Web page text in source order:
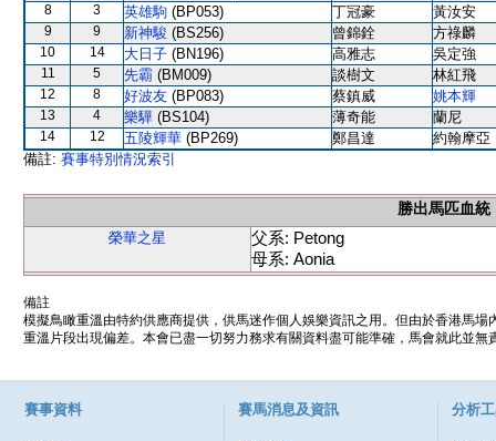
8 3 英雄駒 (BP053) 丁冠豪 黃汝安
9 9 新神駿 (BS256) 曾錦銓 方祿麟
10 14 大日子 (BN196) 高雅志 吳定強
11 5 先霸 (BM009) 談樹文 林紅飛
12 8 好波友 (BP083) 蔡鎮威 姚本輝
13 4 樂驊 (BS104) 薄奇能 蘭尼
14 12 五陵輝華 (BP269) 鄭昌達
約翰摩亞
備註: 賽事特別情況索引
勝出馬匹血統
榮華之星
父系: Petong
母系: Aonia
備註
模擬鳥瞰重溫由特約供應商提供，供馬迷作個人娛樂資訊之用。但由於香港馬
重溫片段出現偏差。本會已盡一切努力務求有關資料盡可能準確，馬會就此並
賽事資料 賽馬消息及資訊 分析